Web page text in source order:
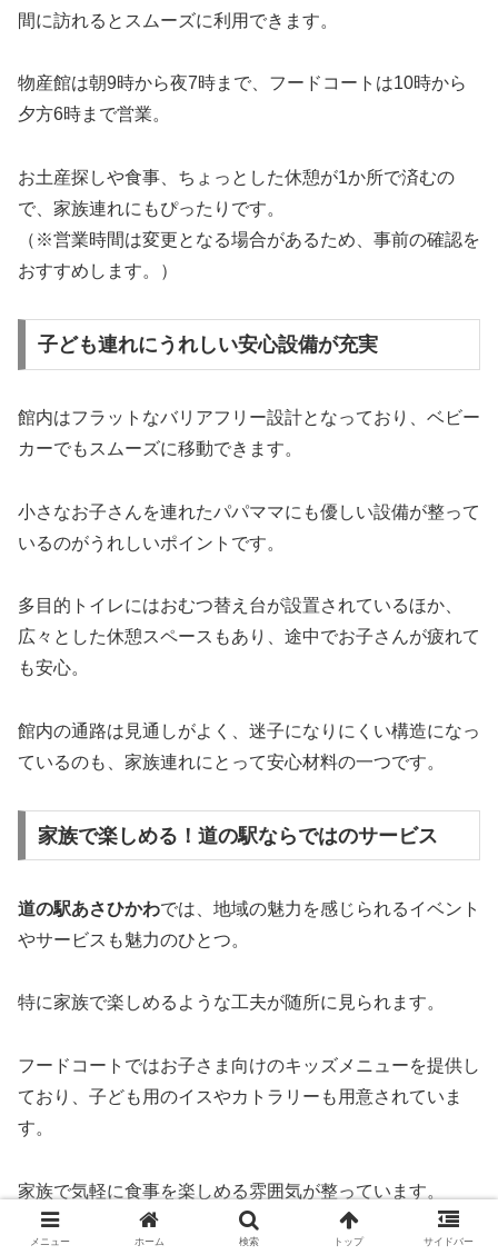
間に訪れるとスムーズに利用できます。
物産館は朝9時から夜7時まで、フードコートは10時から
夕方6時まで営業。
お土産探しや食事、ちょっとした休憩が1か所で済むの
で、家族連れにもぴったりです。
（※営業時間は変更となる場合があるため、事前の確認を
おすすめします。）
子ども連れにうれしい安心設備が充実
館内はフラットなバリアフリー設計となっており、ベビー
カーでもスムーズに移動できます。
小さなお子さんを連れたパパママにも優しい設備が整って
いるのがうれしいポイントです。
多目的トイレにはおむつ替え台が設置されているほか、
広々とした休憩スペースもあり、途中でお子さんが疲れて
も安心。
館内の通路は見通しがよく、迷子になりにくい構造になっ
ているのも、家族連れにとって安心材料の一つです。
家族で楽しめる！道の駅ならではのサービス
道の駅あさひかわでは、地域の魅力を感じられるイベント
やサービスも魅力のひとつ。
特に家族で楽しめるような工夫が随所に見られます。
フードコートではお子さま向けのキッズメニューを提供し
ており、子ども用のイスやカトラリーも用意されていま
す。
家族で気軽に食事を楽しめる雰囲気が整っています。
メニュー ホーム 検索 トップ サイドバー